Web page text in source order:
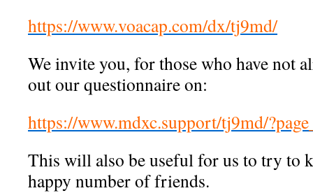
https://www.voacap.com/dx/tj9md/
We invite you, for those who have not
out our questionnaire on:
https://www.mdxc.support/tj9md/
This will also be useful for us to try to
happy number of friends.